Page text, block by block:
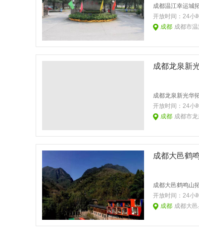
开放时间： 24小
成都 成都市
成都龙泉新
开放时间： 24小
成都 成都市
成都大邑鹤
开放时间： 24小
成都 成都大